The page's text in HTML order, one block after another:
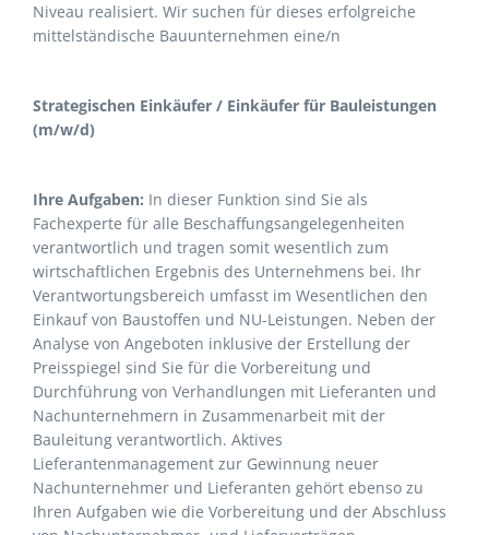
Niveau realisiert. Wir suchen für dieses erfolgreiche
mittelständische Bauunternehmen eine/n
Strategischen Einkäufer / Einkäufer für Bauleistungen
(m/w/d)
Ihre Aufgaben: In dieser Funktion sind Sie als
Fachexperte für alle Beschaffungsangelegenheiten
verantwortlich und tragen somit wesentlich zum
wirtschaftlichen Ergebnis des Unternehmens bei. Ihr
Verantwortungsbereich umfasst im Wesentlichen den
Einkauf von Baustoffen und NU-Leistungen. Neben der
Analyse von Angeboten inklusive der Erstellung der
Preisspiegel sind Sie für die Vorbereitung und
Durchführung von Verhandlungen mit Lieferanten und
Nachunternehmern in Zusammenarbeit mit der
Bauleitung verantwortlich. Aktives
Lieferantenmanagement zur Gewinnung neuer
Nachunternehmer und Lieferanten gehört ebenso zu
Ihren Aufgaben wie die Vorbereitung und der Abschluss